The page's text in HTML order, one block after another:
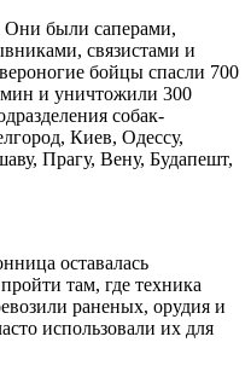
Они были саперами,
связистами и
бойцы спасли 700
и уничтожили 300
собак-
Киев, Одессу,
Прагу, Вену, Будапешт,
оставалась
там, где техника
раненых, орудия и
использовали их для